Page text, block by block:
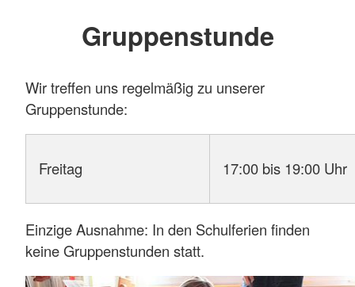
Gruppenstunde
Wir treffen uns regelmäßig zu unserer
Gruppenstunde:
Freitag 17:00 bis 19:00 Uhr
Einzige Ausnahme: In den Schulferien finden
keine Gruppenstunden statt.